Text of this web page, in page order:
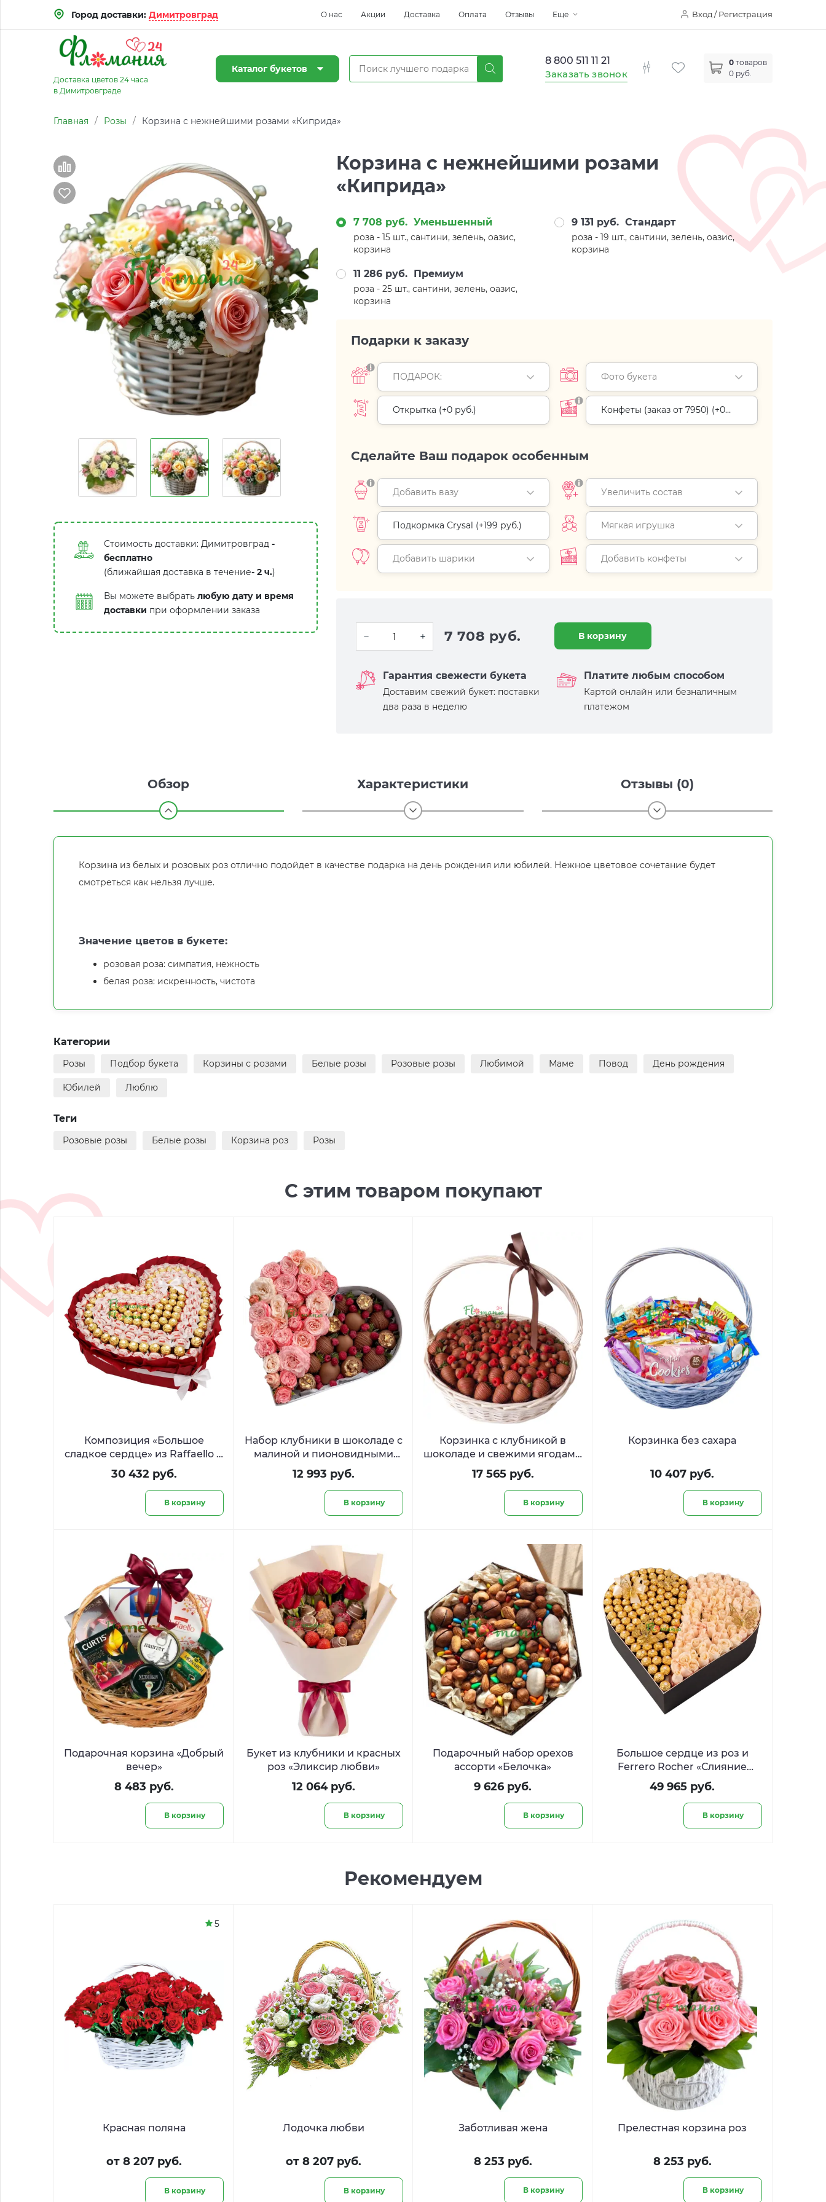
Вход / Регистрация
Город доставки: Димитровград О нас Акции Доставка Оплата Отзывы Еще
0 товаров
0 руб.
8 800 511 11 21
Заказать звонок
Доставка цветов 24 часа
в Димитровграде
Каталог букетов
Главная / Розы / Корзина с нежнейшими розами «Киприда»
Стоимость доставки: Димитровград -
бесплатно
(ближайшая доставка в течение- 2 ч.)
Вы можете выбрать любую дату и время
доставки при оформлении заказа
Корзина с нежнейшими розами
«Киприда»
7 708 руб. Уменьшенный
роза - 15 шт., сантини, зелень, оазис,
корзина
9 131 руб. Стандарт
роза - 19 шт., сантини, зелень, оазис,
корзина
11 286 руб. Премиум
роза - 25 шт., сантини, зелень, оазис,
корзина
Подарки к заказу
ПОДАРОК: Фото букета
Открытка (+0 руб.) Конфеты (заказ от 7950) (+0
руб.)
Сделайте Ваш подарок особенным
Добавить вазу Увеличить состав
Подкормка Crysal (+199 руб.) Мягкая игрушка
Добавить шарики Добавить конфеты
7 708 руб. В корзину
Гарантия свежести букета
Доставим свежий букет: поставки
два раза в неделю
Платите любым способом
Картой онлайн или безналичным
платежом
Обзор Характеристики Отзывы (0)
Корзина из белых и розовых роз отлично подойдет в качестве подарка на день рождения или юбилей. Нежное цветовое сочетание будет
смотреться как нельзя лучше.
Значение цветов в букете:
розовая роза: симпатия, нежность
белая роза: искренность, чистота
Категории
Розы Подбор букета Корзины с розами Белые розы Розовые розы Любимой Маме Повод День рождения
Юбилей Люблю
Теги
Розовые розы Белые розы Корзина роз Розы
С этим товаром покупают
Композиция «Большое
сладкое сердце» из Raffaello и
Ferrero
30 432 руб.
В корзину
Набор клубники в шоколаде с
малиной и пионовидными
розами «Десерт для королевы​
»
12 993 руб.
В корзину
Корзинка с клубникой в
шоколаде и свежими ягодами
«Шоколадная вуаль»
17 565 руб.
В корзину
Корзинка без сахара
10 407 руб.
В корзину
Подарочная корзина «Добрый
вечер»
8 483 руб.
В корзину
Букет из клубники и красных
роз «Эликсир любви»
12 064 руб.
В корзину
Подарочный набор орехов
ассорти «Белочка»
9 626 руб.
В корзину
Большое сердце из роз и
Ferrero Rocher «Слияние
сердец»
49 965 руб.
В корзину
Рекомендуем
Красная поляна
от 8 207 руб.
В корзину
5
Лодочка любви
от 8 207 руб.
В корзину
Заботливая жена
8 253 руб.
В корзину
Прелестная корзина роз
8 253 руб.
В корзину